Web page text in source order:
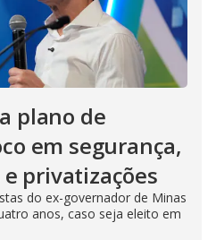
plano de
em segurança,
privatizações
do ex-governador de Minas
anos, caso seja eleito em